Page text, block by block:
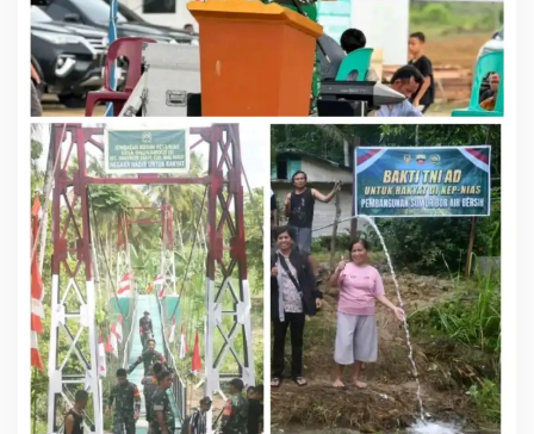
H
a
B
a
r
u
:
J
e
m
b
a
t
a
n